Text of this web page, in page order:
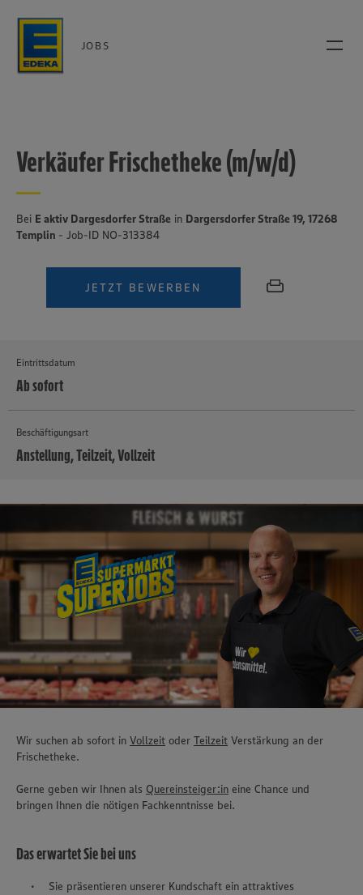
JOBS
Verkäufer Frischetheke (m/w/d)
Bei E aktiv Dargesdorfer Straße in Dargersdorfer Straße 19, 17268
Templin - Job-ID NO-313384
JETZT BEWERBEN
Eintrittsdatum
Ab sofort
Beschäftigungsart
Anstellung, Teilzeit, Vollzeit
Wir suchen ab sofort in Vollzeit oder Teilzeit Verstärkung an der
Frischetheke.
Gerne geben wir Ihnen als Quereinsteiger:in eine Chance und
bringen Ihnen die nötigen Fachkenntnisse bei.
Das erwartet Sie bei uns
Sie präsentieren unserer Kundschaft ein attraktives